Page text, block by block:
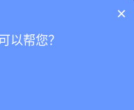
们的网站时，请同意使用
×
以帮您？